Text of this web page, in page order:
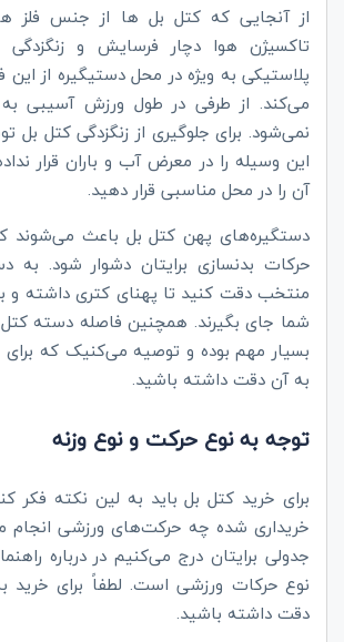
از آنجایی که کتل بل ها از جنس فلز
تاکسیژن هوا دچار فرسایش و
پلاستیکی به ویژه در محل دستیگیره از
می‌کند. از طرفی در طول ورزش آسیبی
نمی‌شود. برای جلوگیری از زنگزدگی کتل
این وسیله را در معرض آب و باران قرار
آن را در محل مناسبی قرار دهید.
دستگیره‌های پهن کتل بل باعث می‌شوند
حرکات بدنسازی برایتان دشوار شود. به
منتخب دقت کنید تا پهنای کتری داشته و
شما جای بگیرند. همچنین فاصله دسته کتل
بسیار مهم بوده و توصیه می‌کنیک که
به آن دقت داشته باشید.
توجه به نوع حرکت و نوع وزنه
برای خرید کتل بل باید به لین نکته فکر
خریداری شده چه حرکت‌های ورزشی انجام
جدولی برایتان درج می‌کنیم در درباره
نوع حرکات ورزشی است. لطفاً برای خرید
دقت داشته باشید.